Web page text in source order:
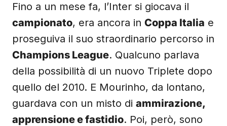
Fino a un mese fa, l’Inter si giocava il
campionato, era ancora in Coppa Italia e
proseguiva il suo straordinario percorso in
Champions League. Qualcuno parlava
della possibilità di un nuovo Triplete dopo
quello del 2010. E Mourinho, da lontano,
guardava con un misto di ammirazione,
apprensione e fastidio. Poi, però, sono